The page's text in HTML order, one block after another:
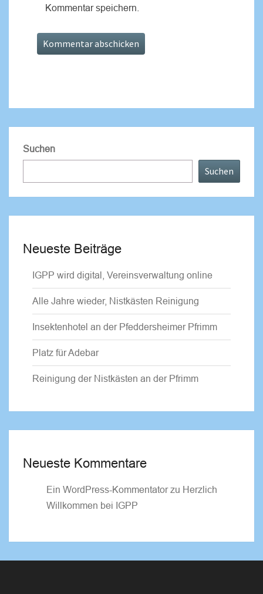
Kommentar speichern.
Suchen
Suchen
Neueste Beiträge
IGPP wird digital, Vereinsverwaltung online
Alle Jahre wieder, Nistkästen Reinigung
Insektenhotel an der Pfeddersheimer Pfrimm
Platz für Adebar
Reinigung der Nistkästen an der Pfrimm
Neueste Kommentare
Ein WordPress-Kommentatorzu Herzlich
Willkommen bei IGPP